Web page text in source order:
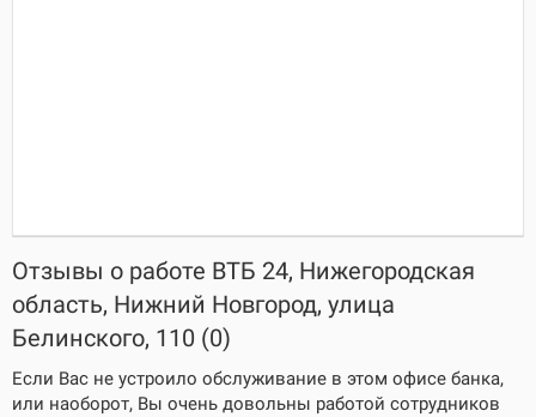
Отзывы о работе ВТБ 24, Нижегородская
область, Нижний Новгород, улица
Белинского, 110 (0)
Если Вас не устроило обслуживание в этом офисе банка,
или наоборот, Вы очень довольны работой сотрудников